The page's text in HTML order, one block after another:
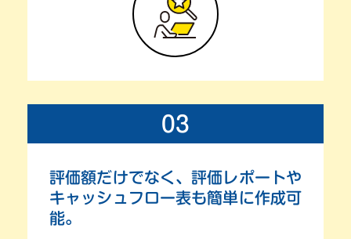
03
評価額だけでなく、評価レポートや
キャッシュフロー表も簡単に作成可
能。